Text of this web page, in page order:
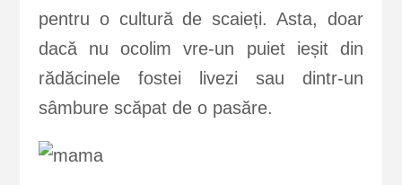
pentru o cultură de scaieți. Asta, doar
dacă nu ocolim vre-un puiet ieșit din
rădăcinele fostei livezi sau dintr-un
sâmbure scăpat de o pasăre.